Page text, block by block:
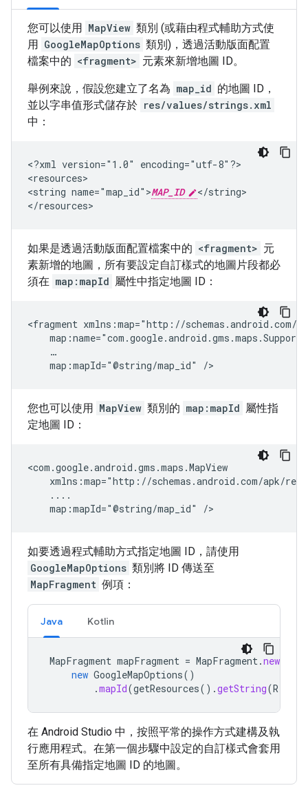
您可以使用 MapView 類別 (或藉由程式輔助方式使
用
GoogleMapOptions 類別)，透過活動版面配置
檔案中的 <fragment> 元素來新增地圖 ID。
舉例來說，假設您建立了名為 map_id 的地圖 ID，
並以字串值形式儲存於 res/values/strings.xml
中：
<?xml version="1.0"
encoding="utf-8"?>
<resources>
<string name="map_id">MAP_ID
</string>
如果是透過活動版面配置檔案中的 <fragment> 元
素新增的地圖，所有要設定自訂樣式的地圖片段都必
須在 map:mapId 屬性中指定地圖 ID：
<fragment
map:mapId="@string/map_id"
您也可以使用 MapView 類別的 map:mapId 屬性指
定地圖 ID：
map:mapId="@string/map_id"
如要透過程式輔助方式指定地圖 ID，請使用
GoogleMapOptions 類別將 ID 傳送至
MapFragment 例項：
Java Kotlin
MapFragment mapFragment = MapFragment.
new GoogleMapOptions()
.mapId(getResources().getString(R
在 Android Studio 中，按照平常的操作方式建構及執
行應用程式。在第一個步驟中設定的自訂樣式會套用
至所有具備指定地圖 ID 的地圖。